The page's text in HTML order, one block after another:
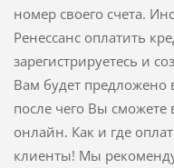
номер своего счета.
Ренессанс оплатить
зарегистрируетесь и
Вам будет предложено
после чего Вы сможете
онлайн. Как и где
клиенты! Мы